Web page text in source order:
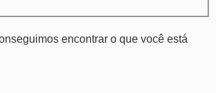
encontrar o que você está